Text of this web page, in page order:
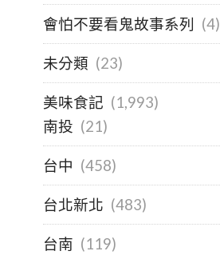
會怕不要看鬼故事系列 (4)
未分類 (23)
美味食記 (1,993)
南投 (21)
台中 (458)
台北新北 (483)
台南 (119)